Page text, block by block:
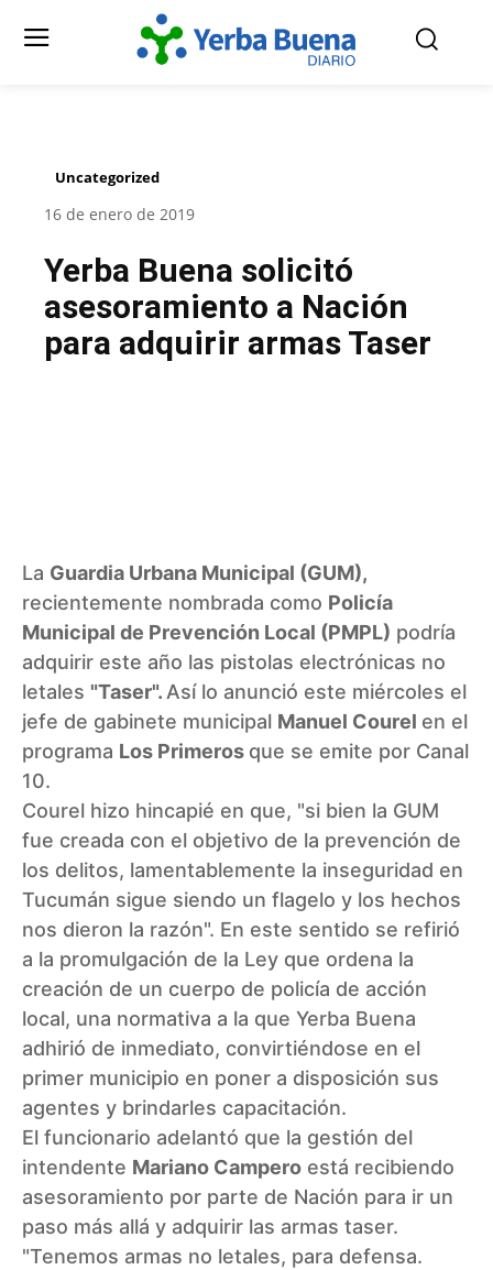
Uncategorized
16 de enero de 2019
Yerba Buena solicitó
asesoramiento a Nación
para adquirir armas Taser
La Guardia Urbana Municipal (GUM),
recientemente nombrada como Policía
Municipal de Prevención Local (PMPL) podría
adquirir este año las pistolas electrónicas no
letales "Taser".Así lo anunció este miércoles el
jefe de gabinete municipal Manuel Courel en el
programa Los Primeros que se emite por Canal
10.
Courel hizo hincapié en que, "si bien la GUM
fue creada con el objetivo de la prevención de
los delitos, lamentablemente la inseguridad en
Tucumán sigue siendo un flagelo y los hechos
nos dieron la razón". En este sentido se refirió
a la promulgación de la Ley que ordena la
creación de un cuerpo de policía de acción
local, una normativa a la que Yerba Buena
adhirió de inmediato, convirtiéndose en el
primer municipio en poner a disposición sus
agentes y brindarles capacitación.
El funcionario adelantó que la gestión del
intendente Mariano Campero está recibiendo
asesoramiento por parte de Nación para ir un
paso más allá y adquirir las armas taser.
"Tenemos armas no letales, para defensa.